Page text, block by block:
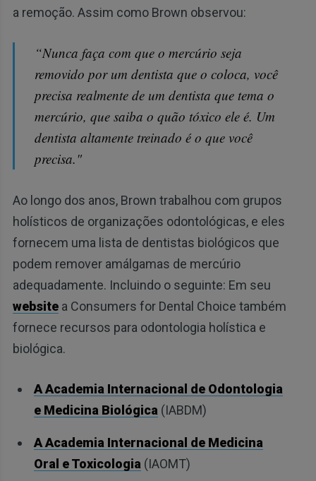
a remoção. Assim como Brown observou:
“Nunca faça com que o mercúrio seja
removido por um dentista que o coloca, você
precisa realmente de um dentista que tema o
mercúrio, que saiba o quão tóxico ele é. Um
dentista altamente treinado é o que você
precisa."
Ao longo dos anos, Brown trabalhou com grupos
holísticos de organizações odontológicas, e eles
fornecem uma lista de dentistas biológicos que
podem remover amálgamas de mercúrio
adequadamente. Incluindo o seguinte: Em seu
websitea Consumers for Dental Choice também
fornece recursos para odontologia holística e
biológica.
A Academia Internacional de Odontologia
e Medicina Biológica (IABDM)
A Academia Internacional de Medicina
Oral e Toxicologia (IAOMT)